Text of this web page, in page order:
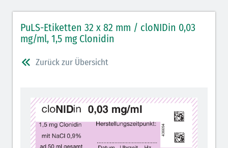
Benzodiazepine (orange)
Muskelrelaxantien (weiß-rot): DIVI 2012
Muskelrelaxans Antagonisten (rot schraffiert): DIVI
Opiate/Opioide (hellblau)
Lokalanästhetika (grau)
Vasopressoren (hellviolett)
PuLS-Etiketten 32 x 82 mm / cloNIDin 0,03
mg/ml, 1,5 mg Clonidin
Zurück zur Übersicht